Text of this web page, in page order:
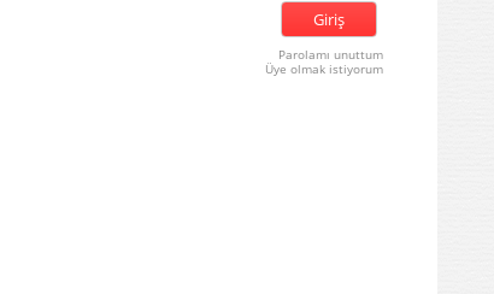
Parolamı unuttum
Üye olmak istiyorum